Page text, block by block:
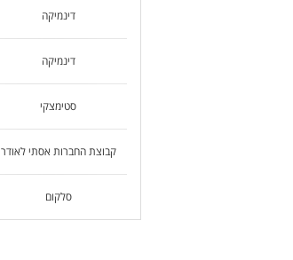
דינמיקה
דינמיקה
סטימצקי
קבוצת החברות אסתי לאודר
סלקום